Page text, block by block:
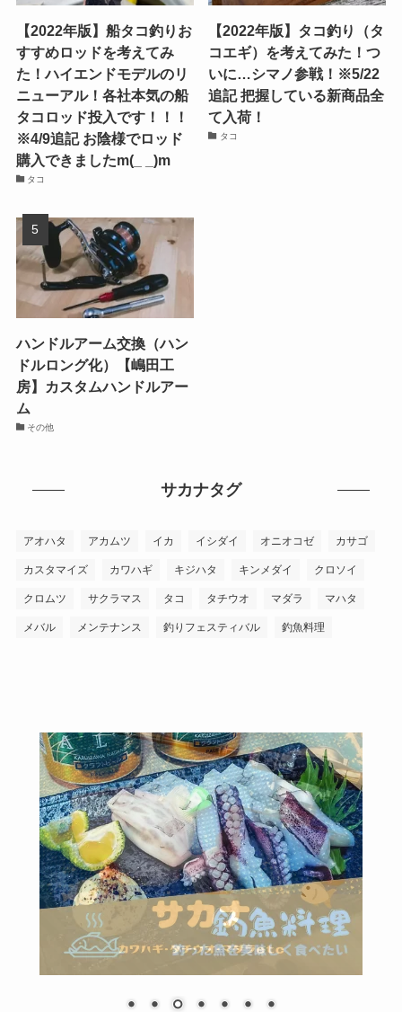
【2022年版】船タコ釣りお
すすめロッドを考えてみ
た！ハイエンドモデルのリ
ニューアル！各社本気の船
タコロッド投入です！！！
※4/9追記 お陰様でロッド
購入できましたm(_ _)m
タコ
【2022年版】タコ釣り（タ
コエギ）を考えてみた！つ
いに…シマノ参戦！※5/22
追記 把握している新商品全
て入荷！
タコ
ハンドルアーム交換（ハン
ドルロング化）【嶋田工
房】カスタムハンドルアー
ム
その他
サカナタグ
アオハタ アカムツ イカ イシダイ オニオコゼ カサゴ
カスタマイズ カワハギ キジハタ キンメダイ クロソイ
クロムツ サクラマス タコ タチウオ マダラ マハタ
メバル メンテナンス 釣りフェスティバル 釣魚料理